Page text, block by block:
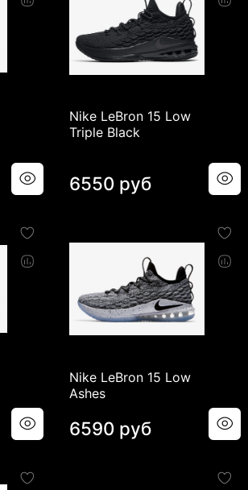
Nike LeBron 15 Low
Triple Black
6550 руб
Nike LeBron 15 Low
Ashes
6590 руб